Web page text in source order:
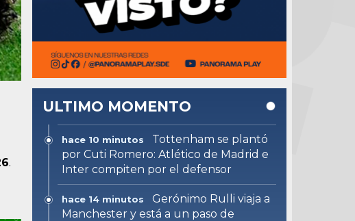
.
ULTIMO MOMENTO
hace 10 minutos
Tottenham se plantó
por Cuti Romero: Atlético de Madrid e
Inter compiten por el defensor
hace 14 minutos
Gerónimo Rulli viaja a
Manchester y está a un paso de